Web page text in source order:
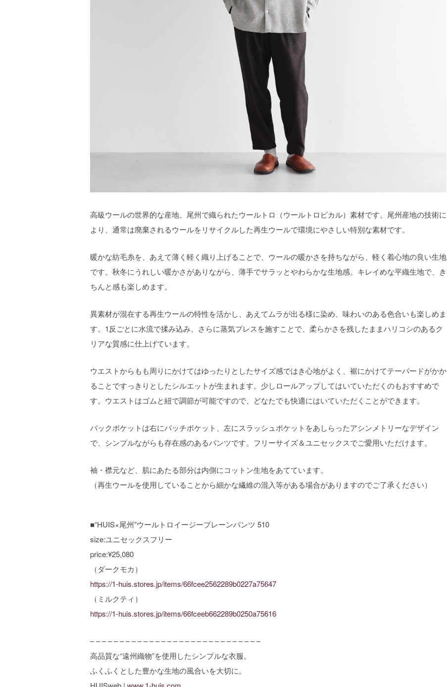
高級ウールの世界的な産地、尾州で織られたウールトロ（ウールトロピカル）素材です。尾州産地の技術に
より、通常は廃棄されるウールをリサイクルした再生ウールで環境にやさしい特別な素材です。
暖かな紡毛糸を、あえて薄く軽く織り上げることで、ウールの暖かさを持ちながら、軽く着心地の良い生地
です。秋冬にうれしい暖かさがありながら、薄手でサラッとやわらかな生地感。キレイめな平織生地で、き
ちんと感も楽しめます。
異素材が混在する再生ウールの特性を活かし、あえてムラが出る様に染め、味わいのある色合いも楽しめま
す。1反ごとに水流で揉み込み、さらに蒸気プレスを施すことで、柔らかさを残したままハリコシのあるク
リアな質感に仕上げています。
ウエストからもも周りにかけてはゆったりとしたサイズ感ではき心地がよく、裾にかけてテーパードがかか
ることですっきりとしたシルエットが生まれます。少しロールアップしてはいていただくのもおすすめで
す。ウエストはゴムと紐で調節が可能ですので、どなたでも快適にはいていただくことができます。
バックポケットは右にパッチポケット、左にスラッシュポケットをあしらったアシンメトリーなデザイン
で、シンプルながらも存在感のあるパンツです。フリーサイズ＆ユニセックスでご愛用いただけます。
袖・襟元など、肌にあたる部分は内側にコットン生地をあてています。
（再生ウールを使用していることから細かな繊維の混入等がある場合がありますのでご了承ください）
■“HUIS×尾州”ウールトロイージープレーンパンツ 510
size:ユニセックスフリー
price:¥25,080
（ダークモカ）
https://1-huis.stores.jp/items/66fcee2562289b0227a75647
（ミルクティ）
https://1-huis.stores.jp/items/66fceeb662289b0250a75616
– – – – – – – – – – – – – – – – – – – – – – – – – – – – –
高品質な“遠州織物”を使用したシンプルな衣服。
ふくふくとした豊かな生地の風合いを大切に。